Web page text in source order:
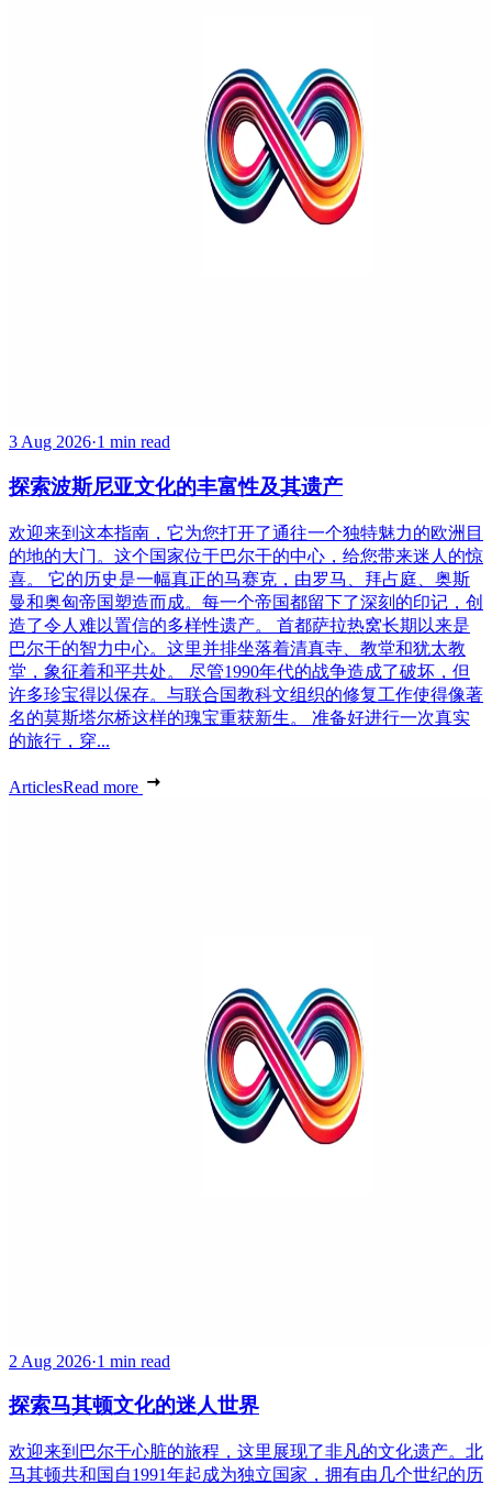
3 Aug 2026·1 min read
探索波斯尼亚文化的丰富性及其遗产
欢迎来到这本指南，它为您打开了通往一个独特魅力的欧洲目
的地的大门。这个国家位于巴尔干的中心，给您带来迷人的惊
喜。 它的历史是一幅真正的马赛克，由罗马、拜占庭、奥斯
曼和奥匈帝国塑造而成。每一个帝国都留下了深刻的印记，创
造了令人难以置信的多样性遗产。 首都萨拉热窝长期以来是
巴尔干的智力中心。这里并排坐落着清真寺、教堂和犹太教
堂，象征着和平共处。 尽管1990年代的战争造成了破坏，但
许多珍宝得以保存。与联合国教科文组织的修复工作使得像著
名的莫斯塔尔桥这样的瑰宝重获新生。 准备好进行一次真实
的旅行，穿...
ArticlesRead more
2 Aug 2026·1 min read
探索马其顿文化的迷人世界
欢迎来到巴尔干心脏的旅程，这里展现了非凡的文化遗产。北
马其顿共和国自1991年起成为独立国家，拥有由几个世纪的历